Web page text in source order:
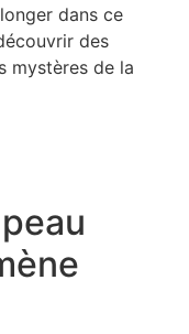
dans ce
des
mystères de la